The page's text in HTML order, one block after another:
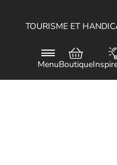
MenuBoutique
TOURISME ET